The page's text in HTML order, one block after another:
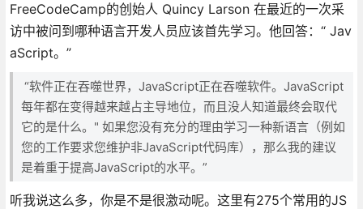
FreeCodeCamp的创始人 Quincy Larson 在最近的一次采
访中被问到哪种语言开发人员应该首先学习。他回答：“ Jav
aScript。”
“软件正在吞噬世界，JavaScript正在吞噬软件。JavaScript
每年都在变得越来越占主导地位，而且没人知道最终会取代
它的是什么。" 如果您没有充分的理由学习一种新语言（例如
您的工作要求您维护非JavaScript代码库），那么我的建议
是着重于提高JavaScript的水平。”
听我说这么多，你是不是很激动呢。这里有275个常用的JS